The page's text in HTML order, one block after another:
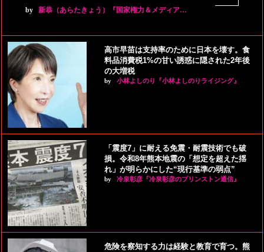
by 新恭（あらたきょう）『国家権力＆メディア…
高市早苗は支持率のために日本を壊す。食
料品消費税1%の甘い誘惑に隠された2年後
の大増税
by 小林よしのり『小林よしのりライジング』
「震度7」に耐える免震・耐震技術でも破
損。令和8年熊本地震の「想定を超えた揺
れ」が明らかにした“現行基準の弱点”
by 冷泉彰彦『冷泉彰彦のプリンストン通信』
危険を察知する力は経験と教育で育つ。熊